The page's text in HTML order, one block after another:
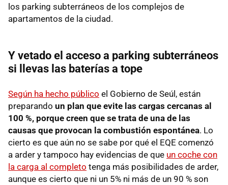
los parking subterráneos de los complejos de
apartamentos de la ciudad.
Y vetado el acceso a parking subterráneos
si llevas las baterías a tope
Según ha hecho público el Gobierno de Seúl, están
preparando un plan que evite las cargas cercanas al
100 %, porque creen que se trata de una de las
causas que provocan la combustión espontánea. Lo
cierto es que aún no se sabe por qué el EQE comenzó
a arder y tampoco hay evidencias de que un coche con
la carga al completo tenga más posibilidades de arder,
aunque es cierto que ni un 5% ni más de un 90 % son